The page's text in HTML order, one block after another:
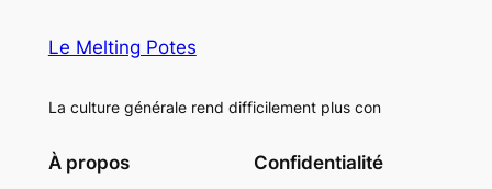
Le Melting Potes
La culture générale rend difficilement plus con
À propos Confidentialité